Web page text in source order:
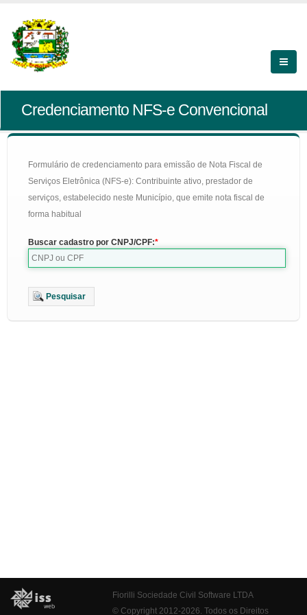
Credenciamento NFS-e Convencional
Formulário de credenciamento para emissão de Nota Fiscal de
Serviços Eletrônica (NFS-e): Contribuinte ativo, prestador de
serviços, estabelecido neste Município, que emite nota fiscal de
forma habitual
Buscar cadastro por CNPJ/CPF:
Pesquisar
Fiorilli Sociedade Civil Software LTDA
© Copyright 2012-2026. Todos os Direitos